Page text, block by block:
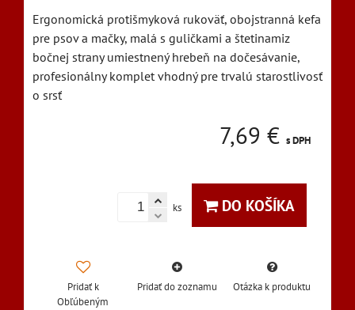
Ergonomická protišmyková rukoväť, obojstranná kefa
pre psov a mačky, malá s guličkami a štetinamiz
bočnej strany umiestnený hrebeň na dočesávanie,
profesionálny komplet vhodný pre trvalú starostlivosť
o srsť
7,69 € s DPH
ks DO KOŠÍKA
Pridať k
Obľúbeným
Pridať do zoznamu Otázka k produktu